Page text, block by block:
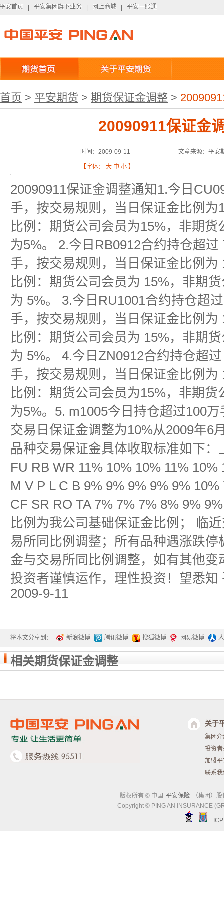
平安首页
平安首页 平安集团旗下业务
平安集团旗下业务 网上商城
网上商城 平安一账通
平安一账通
首页 > 平安期货 > 期货保证金调整 >
20090911保证金
时间：2009-09-11 文章来源：平安
【字体： 大 中 小 】
20090911保证金调整通知1.今日
手，按交易规则，当日保证金比例为
比例：期货公司会员为15%，非期
为5%。 2.今日RB0912合约持仓超
手，按交易规则，当日保证金比例为
比例：期货公司会员为 15%，非期
为 5%。 3.今日RU1001合约持仓超
手，按交易规则，当日保证金比例为
比例：期货公司会员为 15%，非期
为 5%。 4.今日ZN0912合约持仓超
手，按交易规则，当日保证金比例为
比例：期货公司会员为15%，非期
为5%。5. m1005今日持仓超过100
交易日保证金调整为10%从2009年6
品种交易保证金具体收取标准如下：
FU RB WR 11% 10% 10% 11% 10%
M V P L C B 9% 9% 9% 9% 9%
CF SR RO TA 7% 7% 7% 8% 9%
比例为我公司基础保证金比例； 临
易所同比例调整；所有品种遇涨跌
金与交易所同比例调整，如有其他
投资者谨慎运作，理性投资！望悉知
2009-9-11
将本文分享到： 新浪微博 腾讯微博 搜狐微博 网易微博
相关期货保证金调整
关于
集团
投资
加盟
联系
版权所有 © 中国 平安保险
（集团）
Copyright © PING AN INSURANCE